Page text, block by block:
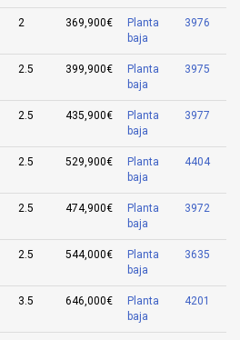
2 369,900€
Planta
baja
3976
2.5 399,900€
Planta
baja
3975
2.5 435,900€
Planta
baja
3977
2.5 529,900€
Planta
baja
4404
2.5 474,900€
Planta
baja
3972
2.5 544,000€
Planta
baja
3635
3.5 646,000€
Planta
baja
4201